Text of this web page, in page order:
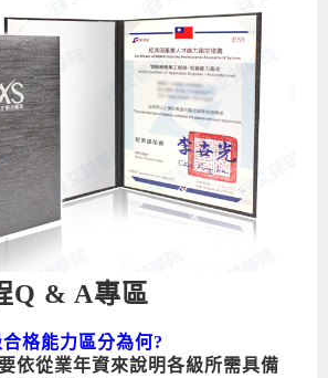
Q & A專區
格能力區分為何?
依從業年資來說明各級所需具備